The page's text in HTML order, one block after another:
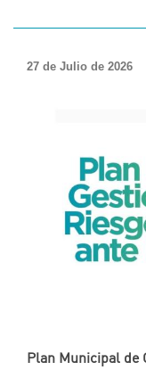
27 de Julio de 2026
Plan Municipal de